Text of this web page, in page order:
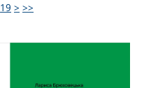
19 > >>